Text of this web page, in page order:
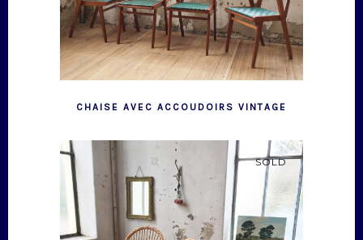
CHAISE AVEC ACCOUDOIRS VINTAGE
SOLD